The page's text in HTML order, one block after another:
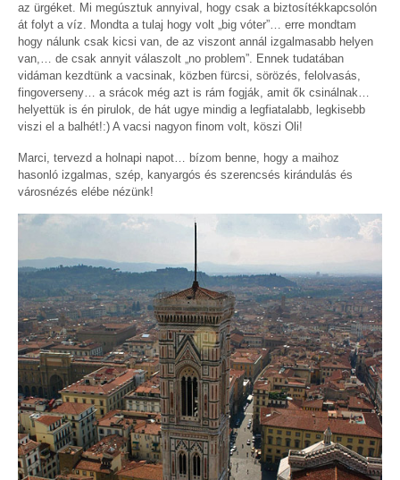
az ürgéket. Mi megúsztuk annyival, hogy csak a biztosítékkapcsolón
át folyt a víz. Mondta a tulaj hogy volt „big vóter”… erre mondtam
hogy nálunk csak kicsi van, de az viszont annál izgalmasabb helyen
van,… de csak annyit válaszolt „no problem”. Ennek tudatában
vidáman kezdtünk a vacsinak, közben fürcsi, sörözés, felolvasás,
fingoverseny… a srácok még azt is rám fogják, amit ők csinálnak…
helyettük is én pirulok, de hát ugye mindig a legfiatalabb, legkisebb
viszi el a balhét!:) A vacsi nagyon finom volt, köszi Oli!
Marci, tervezd a holnapi napot… bízom benne, hogy a maihoz
hasonló izgalmas, szép, kanyargós és szerencsés kirándulás és
városnézés elébe nézünk!